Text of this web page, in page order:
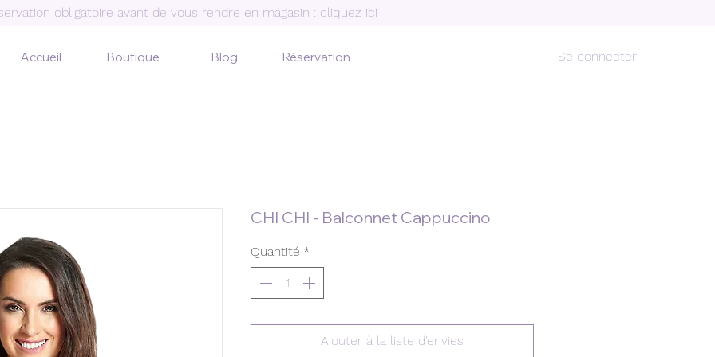
obligatoire avant de vous rendre en magasin : cliquez ici
Accueil Boutique Blog Réservation Se connecter
CHI CHI - Balconnet Cappuccino
Quantité *
Ajouter à la liste d'envies